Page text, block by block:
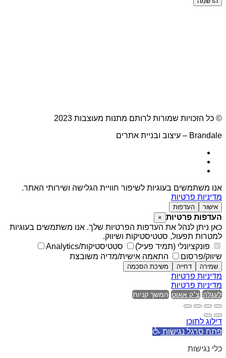
© כל הזכויות שמורות לרותם מתנות מעוצבות 2023
Brandale – עיצוב ובניית אתרים
אנו משתמשים בעוגיות לשיפור חוויית הגלישה ושירותי האתר.
מדיניות פרטיות
אישור העדפות
העדפות פרטיות ×
כאן ניתן לנהל את העדפות הפרטיות שלך. אנו משתמשים בעוגיות
למטרות תפעול, סטטיסטיקות ושיווק.
פונקציונלי (תמיד פעיל)
סטטיסטיקות/Analytics
שיווק/פרסום
התאמה אישית/מדיה משובצת
שמירה דחייה משיכת הסכמה
מדיניות פרטיות
מדיניות פרטיות
לעגלה צ׳ק אאוט המשך קניות
דילוג לתוכן
פתח סרגל נגישות
כלי נגישות